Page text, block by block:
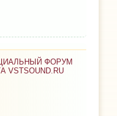
ФОРУМ
VSTSOUND.RU